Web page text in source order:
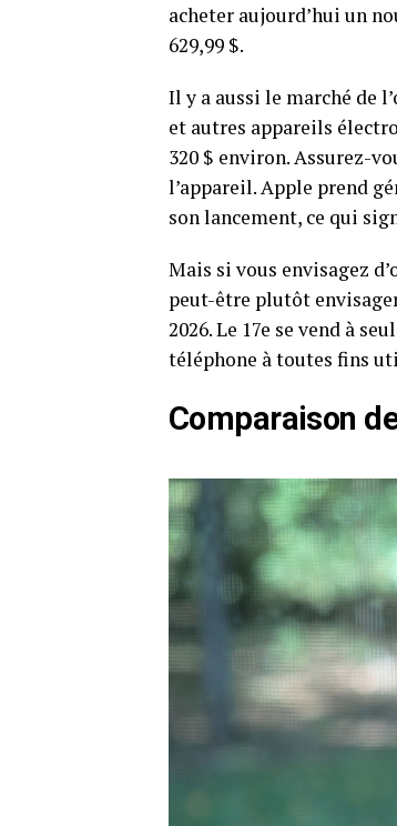
acheter aujourd’hui un
629,99 $.
Il y a aussi le marché de
et autres appareils
320 $ environ. Assurez-
l’appareil. Apple prend
son lancement, ce qui
Mais si vous envisagez
peut-être plutôt
2026. Le 17e se vend à
téléphone à toutes fins
Comparaison